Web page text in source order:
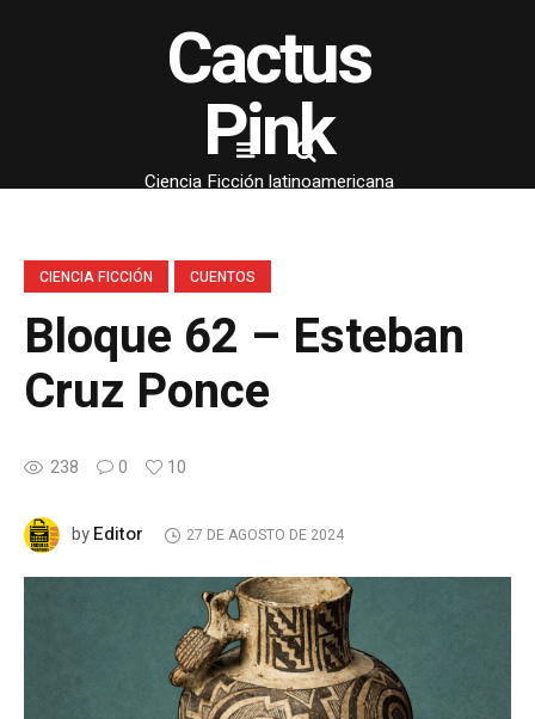
Cactus
Pink
Ciencia Ficción latinoamericana
CIENCIA FICCIÓN CUENTOS
Bloque 62 – Esteban
Cruz Ponce
238 0 10
byEditor 27 DE AGOSTO DE 2024